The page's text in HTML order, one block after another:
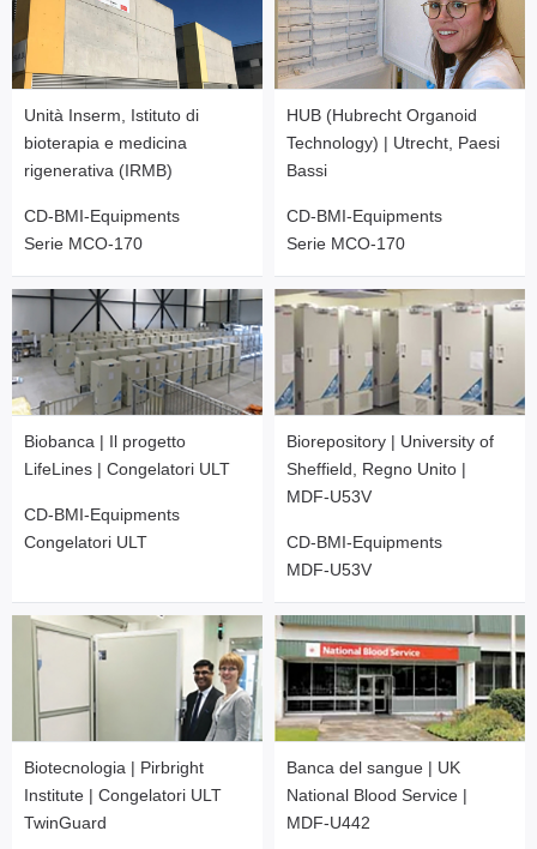
Unità Inserm, Istituto di
bioterapia e medicina
rigenerativa (IRMB)
CD-BMI-Equipments
Serie MCO-170
HUB (Hubrecht Organoid
Technology) | Utrecht, Paesi
Bassi
CD-BMI-Equipments
Serie MCO-170
Biobanca | Il progetto
LifeLines | Congelatori ULT
CD-BMI-Equipments
Congelatori ULT
Biorepository | University of
Sheffield, Regno Unito |
MDF-U53V
CD-BMI-Equipments
MDF-U53V
Biotecnologia | Pirbright
Institute | Congelatori ULT
TwinGuard
Banca del sangue | UK
National Blood Service |
MDF-U442